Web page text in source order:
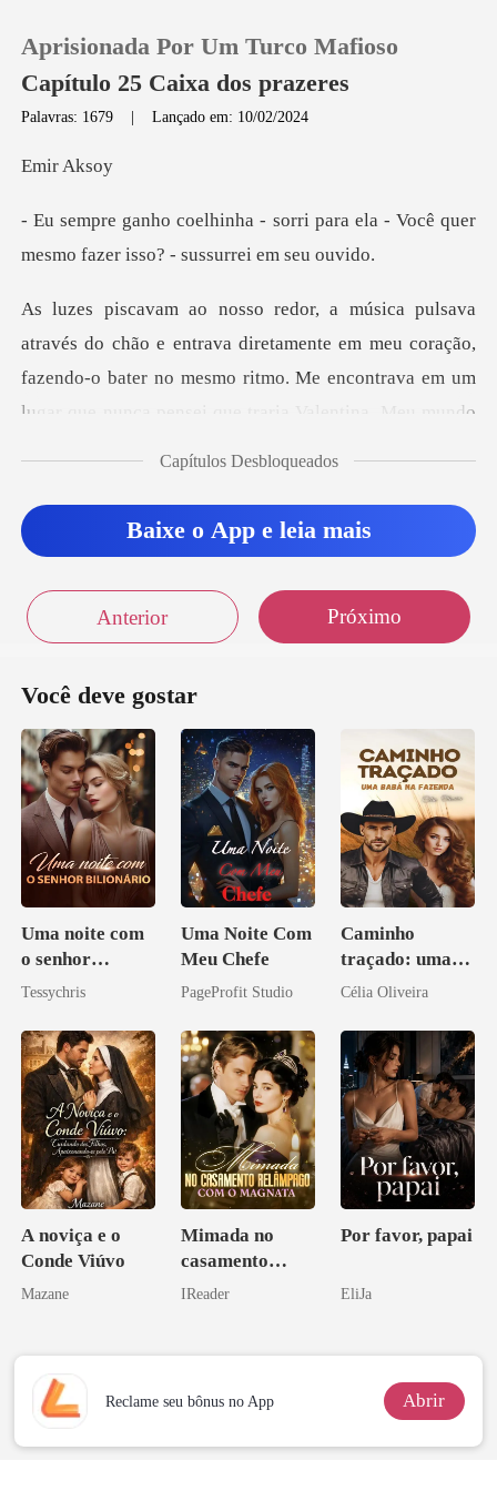
Loja
Aprisionada Por Um Turco Mafioso
Capítulo 25 Caixa dos prazeres
Palavras: 1679 |Lançado em: 10/02/2024
r A
ri para ela - Você quer
mesmo faz
diretamente em meu coração,
fazendo-o bater no mesmo ritmo. Me encontrava em
Capítulos Desbloqueados
Baixe o App e leia mais
Anterior Próximo
Você deve gostar
Uma noite com
o senhor
Bilionário
Tessychris
Uma Noite Com
Meu Chefe
PageProfit Studio
Caminho
traçado: uma
babá na fazenda
Célia Oliveira
A noviça e o
Conde Viúvo
Mazane
Mimada no
casamento
relâmpago com
IReader
Por favor, papai
EliJa
Reclame seu bônus no App Abrir